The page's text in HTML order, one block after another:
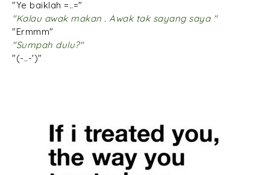
"Ye baiklah =..="
"Kalau awak makan . Awak tak sayang saya "
"Ermmm"
"Sumpah dulu?"
"(-..-')"